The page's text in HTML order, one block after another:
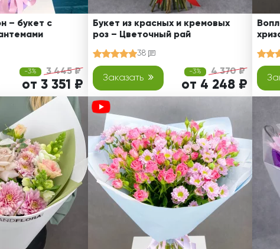
– букет с
-3% 3 445 ₽
от 3 351 ₽
Букет из красных и кремовых
роз – Цветочный рай
38
Заказать
-3% 4 370 ₽
от 4 248 ₽